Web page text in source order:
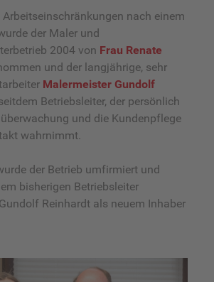
nach einem
der Maler und
2004 von Frau Renate
und der langjährige, sehr
Malermeister Gundolf
Betriebsleiter, der persönlich
und die Kundenpflege
wahrnimmt.
der Betrieb umfirmiert und
bisherigen Betriebsleiter
Reinhardt als neuem Inhaber